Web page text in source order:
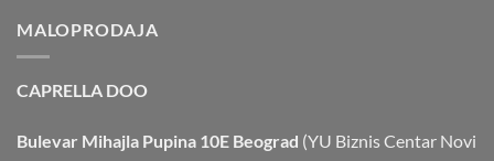
MALOPRODAJA
CAPRELLA DOO
Bulevar Mihajla Pupina 10E Beograd (YU Biznis Centar Novi